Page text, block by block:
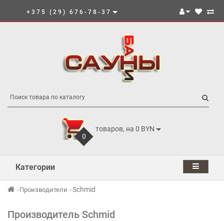
+375 (29) 676-78-37
0
товаров, на 0 BYN
Категории
Производители Schmid
Производитель Schmid